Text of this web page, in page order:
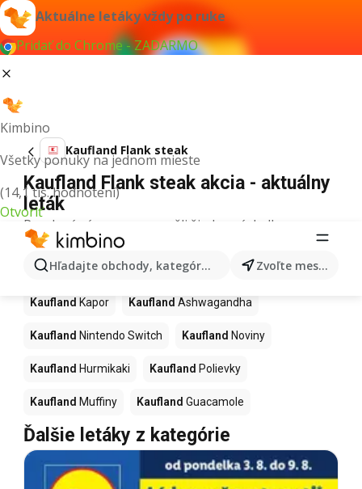
Aktuálne letáky vždy po ruke
Pridať do Chrome - ZADARMO
Kimbino
Všetky ponuky na jednom mieste
(14,1 tis. hodnotení)
Otvoriť
Hľadajte obchody, kategórie, produkty... Zvoľte mesto
Kaufland Flank steak
Kaufland Flank steak akcia - aktuálny
leták
Pre daný výraz sme nenašli žiadne výsledky.
Ďalšie produkty v obchodoch
Kaufland
Kaufland Kapor Kaufland Ashwagandha
Kaufland Nintendo Switch Kaufland Noviny
Kaufland Hurmikaki Kaufland Polievky
Kaufland Muffiny Kaufland Guacamole
Ďalšie letáky z kategórie